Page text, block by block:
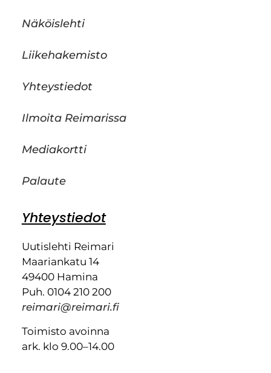
Näköislehti
Liikehakemisto
Yhteystiedot
Ilmoita Reimarissa
Mediakortti
Palaute
Yhteystiedot
Uutislehti Reimari
Maariankatu 14
49400 Hamina
Puh. 0104 210 200
reimari@reimari.fi
Toimisto avoinna
ark. klo 9.00–14.00